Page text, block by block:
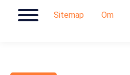
Menu
Sitemap Om